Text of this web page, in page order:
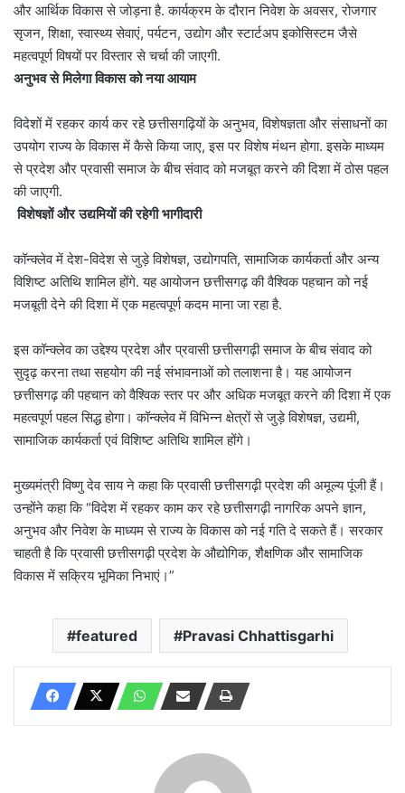
और आर्थिक विकास से जोड़ना है. कार्यक्रम के दौरान निवेश के अवसर, रोजगार
सृजन, शिक्षा, स्वास्थ्य सेवाएं, पर्यटन, उद्योग और स्टार्टअप इकोसिस्टम जैसे
महत्वपूर्ण विषयों पर विस्तार से चर्चा की जाएगी.
अनुभव से मिलेगा विकास को नया आयाम
विदेशों में रहकर कार्य कर रहे छत्तीसगढ़ियों के अनुभव, विशेषज्ञता और संसाधनों का
उपयोग राज्य के विकास में कैसे किया जाए, इस पर विशेष मंथन होगा. इसके माध्यम
से प्रदेश और प्रवासी समाज के बीच संवाद को मजबूत करने की दिशा में ठोस पहल
की जाएगी.
विशेषज्ञों और उद्यमियों की रहेगी भागीदारी
कॉन्क्लेव में देश-विदेश से जुड़े विशेषज्ञ, उद्योगपति, सामाजिक कार्यकर्ता और अन्य
विशिष्ट अतिथि शामिल होंगे. यह आयोजन छत्तीसगढ़ की वैश्विक पहचान को नई
मजबूती देने की दिशा में एक महत्वपूर्ण कदम माना जा रहा है.
इस कॉन्क्लेव का उद्देश्य प्रदेश और प्रवासी छत्तीसगढ़ी समाज के बीच संवाद को
सुदृढ़ करना तथा सहयोग की नई संभावनाओं को तलाशना है। यह आयोजन
छत्तीसगढ़ की पहचान को वैश्विक स्तर पर और अधिक मजबूत करने की दिशा में एक
महत्वपूर्ण पहल सिद्ध होगा। कॉन्क्लेव में विभिन्न क्षेत्रों से जुड़े विशेषज्ञ, उद्यमी,
सामाजिक कार्यकर्ता एवं विशिष्ट अतिथि शामिल होंगे।
मुख्यमंत्री विष्णु देव साय ने कहा कि प्रवासी छत्तीसगढ़ी प्रदेश की अमूल्य पूंजी हैं।
उन्होंने कहा कि “विदेश में रहकर काम कर रहे छत्तीसगढ़ी नागरिक अपने ज्ञान,
अनुभव और निवेश के माध्यम से राज्य के विकास को नई गति दे सकते हैं। सरकार
चाहती है कि प्रवासी छत्तीसगढ़ी प्रदेश के औद्योगिक, शैक्षणिक और सामाजिक
विकास में सक्रिय भूमिका निभाएं।”
featured Pravasi Chhattisgarhi